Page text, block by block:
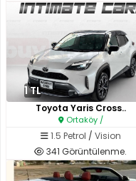
1 TL
Toyota Yaris Cross..
Ortaköy /
1.5 Petrol / Vision
341 Görüntülenme.